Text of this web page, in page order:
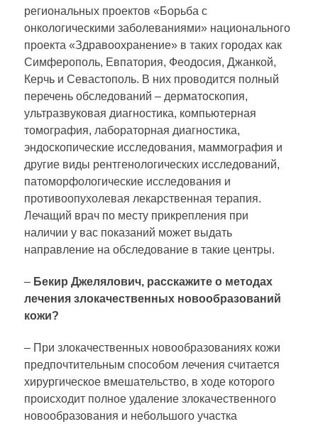
региональных проектов «Борьба с
онкологическими заболеваниями» национального
проекта «Здравоохранение» в таких городах как
Симферополь, Евпатория, Феодосия, Джанкой,
Керчь и Севастополь. В них проводится полный
перечень обследований – дерматоскопия,
ультразвуковая диагностика, компьютерная
томография, лабораторная диагностика,
эндоскопические исследования, маммография и
другие виды рентгенологических исследований,
патоморфологические исследования и
противоопухолевая лекарственная терапия.
Лечащий врач по месту прикрепления при
наличии у вас показаний может выдать
направление на обследование в такие центры.
– Бекир Джелялович, расскажите о методах
лечения злокачественных новообразований
кожи?
– При злокачественных новообразованиях кожи
предпочтительным способом лечения считается
хирургическое вмешательство, в ходе которого
происходит полное удаление злокачественного
новообразования и небольшого участка